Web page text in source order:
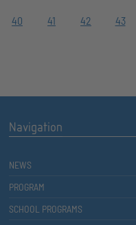
40 41 42 43
Navigation
NEWS
PROGRAM
SCHOOL PROGRAMS